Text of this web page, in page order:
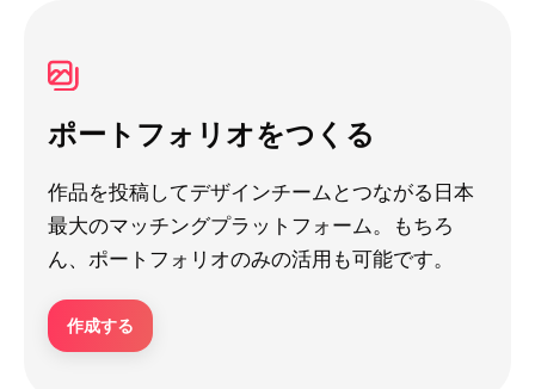
ポートフォリオをつくる
作品を投稿してデザインチームとつながる日本
最大のマッチングプラットフォーム。もちろ
ん、ポートフォリオのみの活用も可能です。
作成する